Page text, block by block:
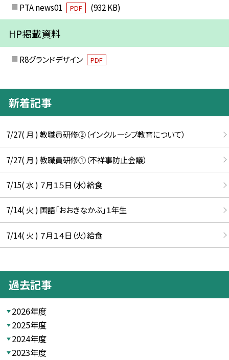
PTA news01 PDF (932 KB)
HP掲載資料
R8グランドデザイン PDF
新着記事
7/27( 月 ) 教職員研修②（インクルーシブ教育について）
7/27( 月 ) 教職員研修①（不祥事防止会議）
7/15( 水 ) ７月１５日（水）給食
7/14( 火 ) 国語「おおきなかぶ」１年生
7/14( 火 ) ７月１４日（火）給食
過去記事
2026年度
2025年度
2024年度
2023年度